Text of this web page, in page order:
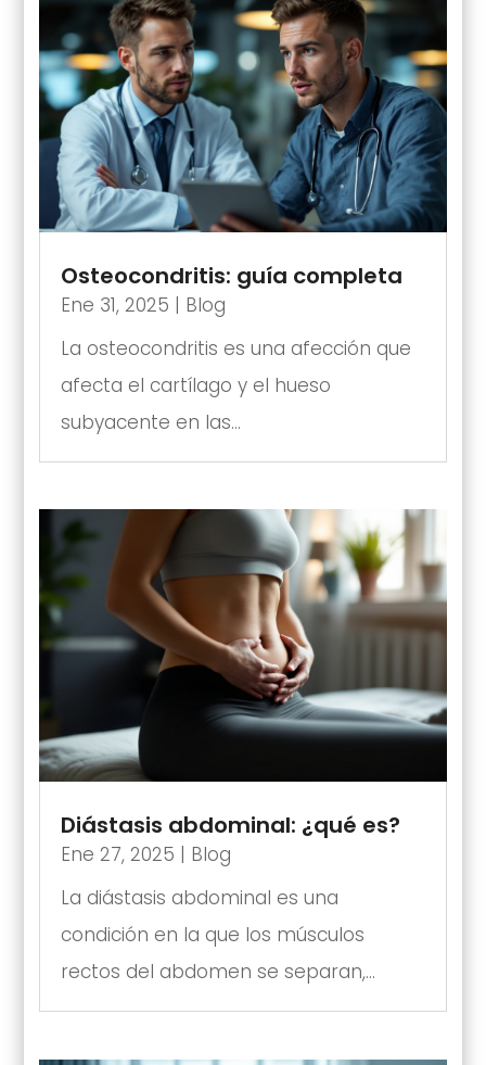
Osteocondritis: guía completa
Ene 31, 2025 | Blog
La osteocondritis es una afección que
afecta el cartílago y el hueso
subyacente en las...
Diástasis abdominal: ¿qué es?
Ene 27, 2025 | Blog
La diástasis abdominal es una
condición en la que los músculos
rectos del abdomen se separan,...